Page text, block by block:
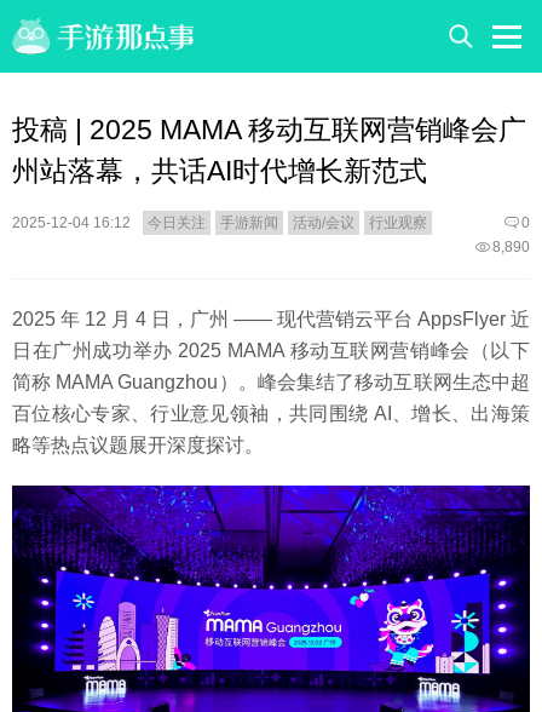
投稿 | 2025 MAMA 移动互联网营销峰会广
州站落幕，共话AI时代增长新范式
2025-12-04 16:12 今日关注 手游新闻 活动/会议 行业观察
0
8,890
2025 年 12 月 4 日，广州 —— 现代营销云平台 AppsFlyer 近
日在广州成功举办 2025 MAMA 移动互联网营销峰会（以下
简称 MAMA Guangzhou）。峰会集结了移动互联网生态中超
百位核心专家、行业意见领袖，共同围绕 AI、增长、出海策
略等热点议题展开深度探讨。